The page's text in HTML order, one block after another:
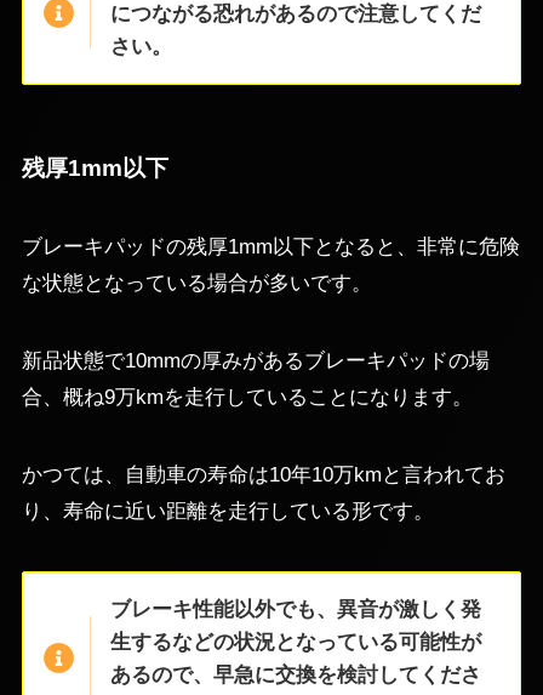
につながる恐れがあるので注意してくだ
さい。
残厚1mm以下
ブレーキパッドの残厚1mm以下となると、非常に危険
な状態となっている場合が多いです。
新品状態で10mmの厚みがあるブレーキパッドの場
合、概ね9万kmを走行していることになります。
かつては、自動車の寿命は10年10万kmと言われてお
り、寿命に近い距離を走行している形です。
ブレーキ性能以外でも、異音が激しく発
生するなどの状況となっている可能性が
あるので、早急に交換を検討してくださ